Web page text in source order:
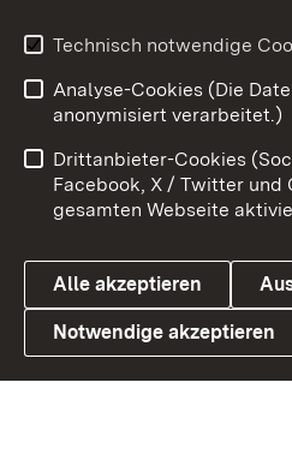
Youtube
Link zum Landesportal
Benutzungshinweise
Datenschutz
Technisch notwendige
Analyse-Cookies (Die
anonymisiert verarbeitet.)
Drittanbieter-Cookies
Facebook, X / Twitter und
gesamten Webseite
Alle akzeptieren
Notwendige akzeptieren